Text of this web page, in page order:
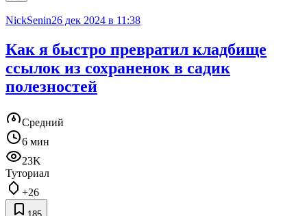
NickSenin26 дек 2024 в 11:38
Как я быстро превратил кладбище
ссылок из сохраненок в садик
полезностей
Средний
6 мин
23K
Туториал
+26